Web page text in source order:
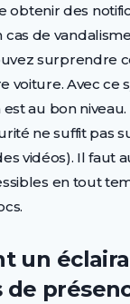
obtenir des
de
surprendre
voiture. Avec ce
au bon
ne suffit pas
vidéos). Il faut
en tout
un
de